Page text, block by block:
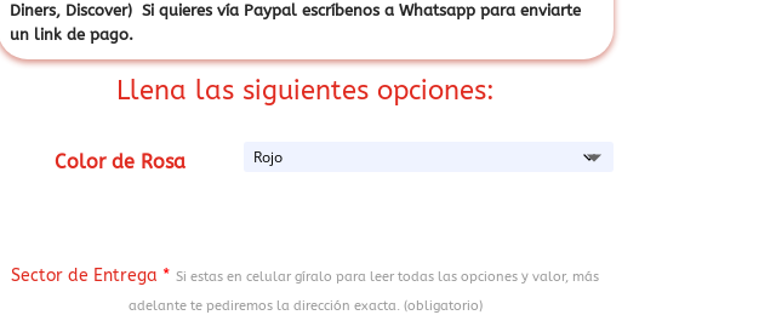
Diners, Discover) Si quieres vía Paypal escríbenos a Whatsapp para enviarte
un link de pago.
Llena las siguientes opciones:
Color de Rosa
Sector de Entrega * Si estas en celular gíralo para leer todas las opciones y valor, más
adelante te pediremos la dirección exacta. (obligatorio)